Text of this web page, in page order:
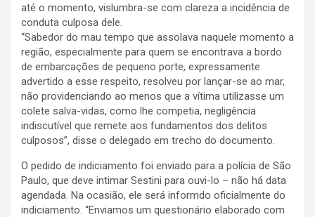
até o momento, vislumbra-se com clareza a incidência de
conduta culposa dele.
“Sabedor do mau tempo que assolava naquele momento a
região, especialmente para quem se encontrava a bordo
de embarcações de pequeno porte, expressamente
advertido a esse respeito, resolveu por lançar-se ao mar,
não providenciando ao menos que a vítima utilizasse um
colete salva-vidas, como lhe competia, negligência
indiscutível que remete aos fundamentos dos delitos
culposos”, disse o delegado em trecho do documento.
O pedido de indiciamento foi enviado para a polícia de São
Paulo, que deve intimar Sestini para ouvi-lo – não há data
agendada. Na ocasião, ele será informdo oficialmente do
indiciamento. “Enviamos um questionário elaborado com